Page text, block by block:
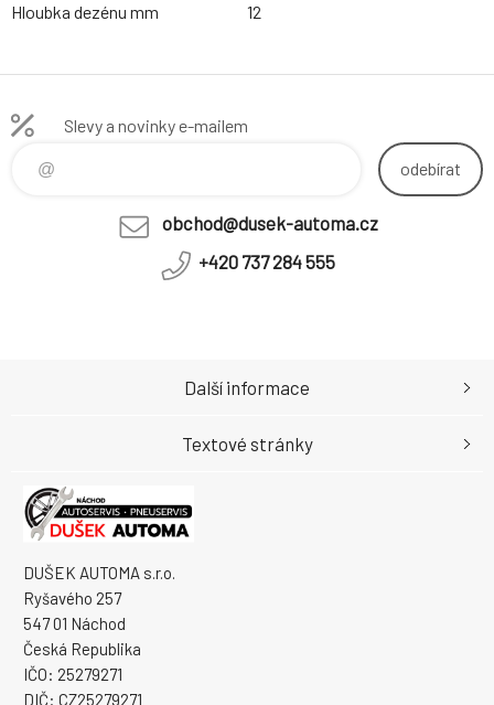
Hloubka dezénu mm
12
Slevy a novinky e-mailem
odebírat
obchod@dusek-automa.cz
+420 737 284 555
DUŠEK AUTOMA s.r.o.
Ryšavého 257
547 01 Náchod
Česká Republika
IČO: 25279271
DIČ: CZ25279271
Další informace
Textové stránky